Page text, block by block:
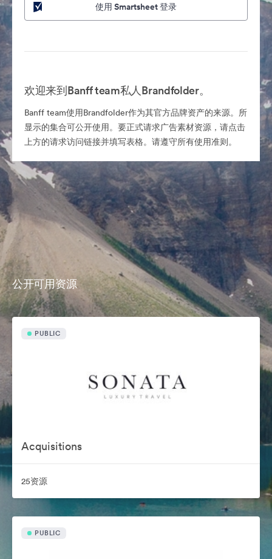
使用 Smartsheet 登录
欢迎来到Banff team私人Brandfolder。
Banff team使用Brandfolder作为其官方品牌资产的来源。所
显示的集合可公开使用。要正式请求广告素材资源，请点击
上方的请求访问链接并填写表格。请遵守所有使用准则。
公开可用资源
PUBLIC
Acquisitions
25资源
PUBLIC